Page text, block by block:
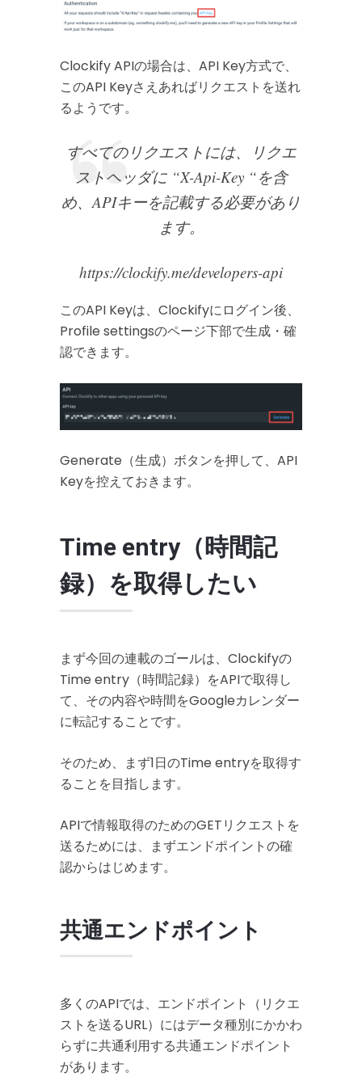
Clockify APIの場合は、API Key方式で、
このAPI Keyさえあればリクエストを送れ
るようです。
すべてのリクエストには、リクエ
ストヘッダに “X-Api-Key “を含
め、APIキーを記載する必要があり
ます。
https://clockify.me/developers-api
このAPI Keyは、Clockifyにログイン後、
Profile settingsのページ下部で生成・確
認できます。
Generate（生成）ボタンを押して、API
Keyを控えておきます。
Time entry（時間記
録）を取得したい
まず今回の連載のゴールは、Clockifyの
Time entry（時間記録）をAPIで取得し
て、その内容や時間をGoogleカレンダー
に転記することです。
そのため、まず1日のTime entryを取得す
ることを目指します。
APIで情報取得のためのGETリクエストを
送るためには、まずエンドポイントの確
認からはじめます。
共通エンドポイント
多くのAPIでは、エンドポイント（リクエ
ストを送るURL）にはデータ種別にかかわ
らずに共通利用する共通エンドポイント
があります。